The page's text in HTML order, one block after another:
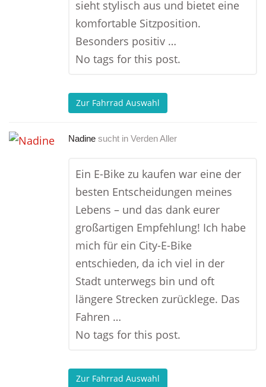
sieht stylisch aus und bietet eine
komfortable Sitzposition.
Besonders positiv …
No tags for this post.
Zur Fahrrad Auswahl
Nadine sucht in Verden Aller
Ein E-Bike zu kaufen war eine der
besten Entscheidungen meines
Lebens – und das dank eurer
großartigen Empfehlung! Ich habe
mich für ein City-E-Bike
entschieden, da ich viel in der
Stadt unterwegs bin und oft
längere Strecken zurücklege. Das
Fahren …
No tags for this post.
Zur Fahrrad Auswahl